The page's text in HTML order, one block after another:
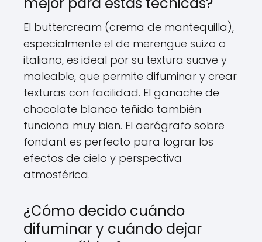
El buttercream (crema de mantequilla),
especialmente el de merengue suizo o
italiano, es ideal por su textura suave y
maleable, que permite difuminar y crear
texturas con facilidad. El ganache de
chocolate blanco teñido también
funciona muy bien. El aerógrafo sobre
fondant es perfecto para lograr los
efectos de cielo y perspectiva
atmosférica.
¿Cómo decido cuándo
difuminar y cuándo dejar